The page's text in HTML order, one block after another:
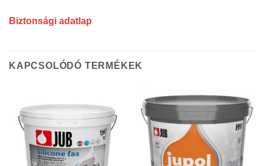
Biztonsági adatlap
KAPCSOLÓDÓ TERMÉKEK